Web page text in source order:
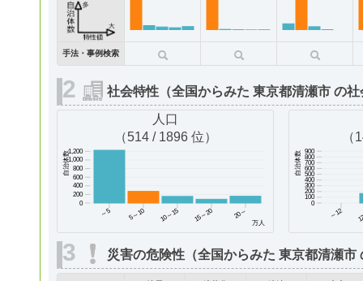
手法・事例検索
社会特性（全国からみた 東京都清瀬市 の
人口
（514 / 1896 位）
～5 5～10 10～15 15～20 20～
万人
0
200
400
600
800
1,000
1,200
自治体数
～12
0
100
200
300
400
500
600
700
800
900
自治体数
災害の危険性（全国からみた 東京都清瀬市